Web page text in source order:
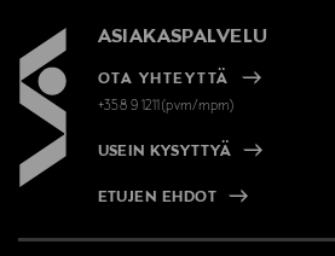
ASIAKASPALVELU
OTA YHTEYTTÄ
+358 9 1211(pvm/mpm)
USEIN KYSYTTYÄ
ETUJEN EHDOT